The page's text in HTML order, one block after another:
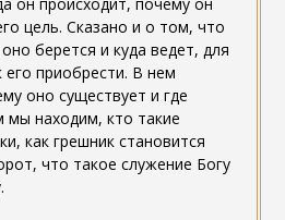
цель. Сказано и о том, что
берется и куда ведет, для
приобрести. В нем
оно существует и где
мы находим, кто такие
как грешник становится
что такое служение Богу